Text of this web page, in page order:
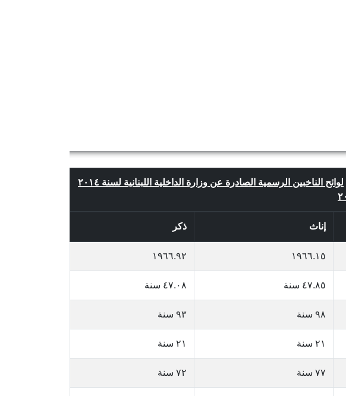
لوائح الناخبين الرسمية الصادرة عن وزارة الداخلية اللبنانية لسنة ٢٠١٤
إناث ذكر
١٩٦٦.١٥ ١٩٦٦.٩٢
٤٧.٨٥ سنة ٤٧.٠٨ سنة
٩٨ سنة ٩٣ سنة
٢١ سنة ٢١ سنة
٧٧ سنة ٧٢ سنة